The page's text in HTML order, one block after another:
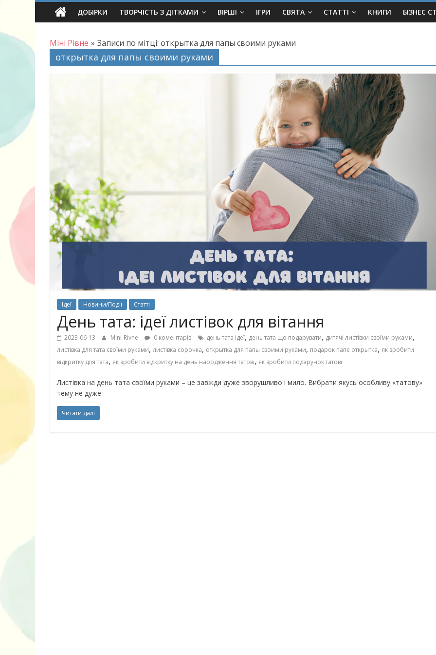
Skip
ДОБІРКИ ТВОРЧІСТЬ З ДІТКАМИ ВІРШІ ІГРИ СВЯТА СТАТТІ КНИГИ БІЗНЕС
Міні Рівне » Записи по мітці: открытка для папы своими руками
открытка для папы своими руками
Ідеї Новини/Події Статті
День тата: ідеї листівок для вітання
2023-06-13 Mini-Rivne 0 коментарів день тата ідеї, день тата що подарувати, дитячі листівки своїми руками,
листівка для тата своїми руками, листівка сорочка, открытка для папы своими руками, подарок папе открытка, як зробити
відкритку для тата, як зробити відкритку на день народження татові, як зробити подарунок татові
Листівка на день тата своїми руками – це завжди дуже зворушливо і мило. Вибрати якусь особливу «татову»
тему не дуже
Читати далі
30 найкрасивіших пісень про
маму
пісні для дітей (слова та
музика)